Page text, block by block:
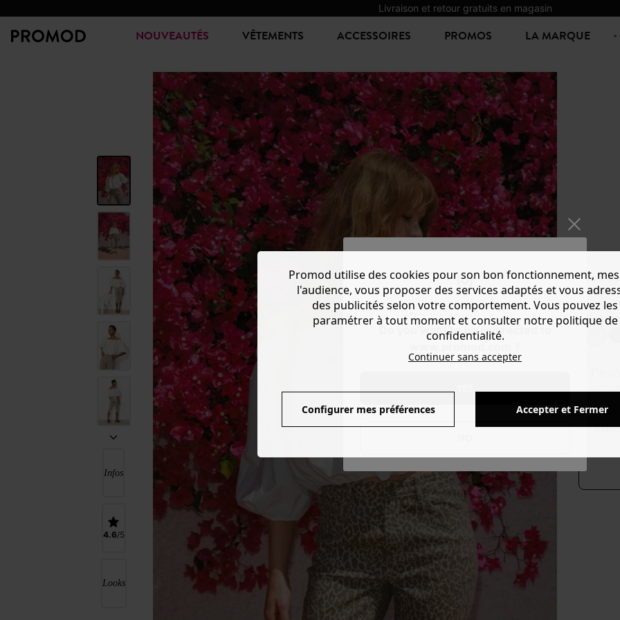
Livraison et retour gratuits en magasin
Do you want to be redirected to
NOUVEAUTÉS VÊTEMENTS ACCESSOIRES PROMOS LA MARQUE
Infos
4.6
Looks
23,99 €-
Couleur :
Voir
Promod utilise des cookies pour son bon fonctionnement,
l'audience, vous proposer des services adaptés et vous
des publicités selon votre comportement. Vous pouvez les
paramétrer à tout moment et consulter notre politique de
confidentialité.
Continuer sans accepter
Configurer mes préférences Accepter et Fermer